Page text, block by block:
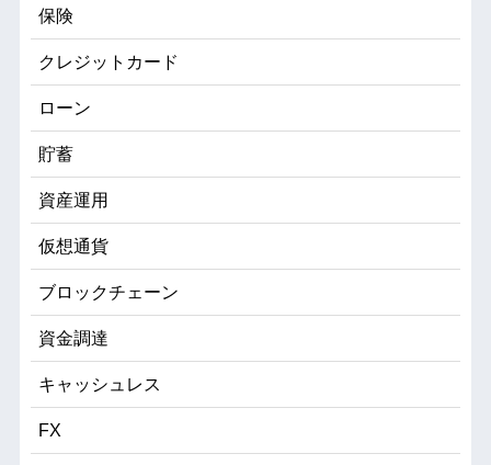
保険
クレジットカード
ローン
貯蓄
資産運用
仮想通貨
ブロックチェーン
資金調達
キャッシュレス
FX